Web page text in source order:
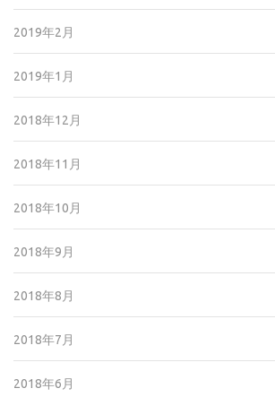
2019年2月
2019年1月
2018年12月
2018年11月
2018年10月
2018年9月
2018年8月
2018年7月
2018年6月